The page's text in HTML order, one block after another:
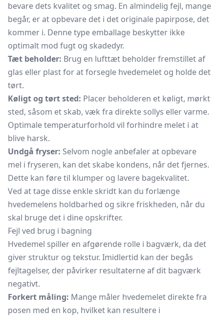
bevare dets kvalitet og smag. En almindelig fejl, mange
begår, er at opbevare det i det originale papirpose, det
kommer i. Denne type emballage beskytter ikke
optimalt mod fugt og skadedyr.
Tæt beholder: Brug en lufttæt beholder fremstillet af
glas eller plast for at forsegle hvedemelet og holde det
tørt.
Køligt og tørt sted: Placer beholderen et køligt, mørkt
sted, såsom et skab, væk fra direkte sollys eller varme.
Optimale temperaturforhold vil forhindre melet i at
blive harsk.
Undgå fryser: Selvom nogle anbefaler at opbevare
mel i fryseren, kan det skabe kondens, når det fjernes.
Dette kan føre til klumper og lavere bagekvalitet.
Ved at tage disse enkle skridt kan du forlænge
hvedemelens holdbarhed og sikre friskheden, når du
skal bruge det i dine opskrifter.
Fejl ved brug i bagning
Hvedemel spiller en afgørende rolle i bagværk, da det
giver struktur og tekstur. Imidlertid kan der begås
fejltagelser, der påvirker resultaterne af dit bagværk
negativt.
Forkert måling: Mange måler hvedemelet direkte fra
posen med en kop, hvilket kan resultere i